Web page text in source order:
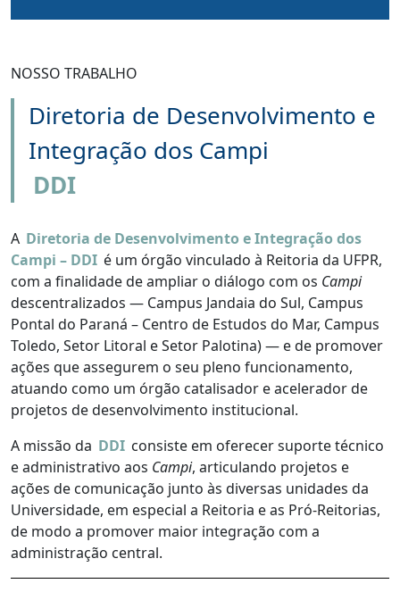
NOSSO TRABALHO
Diretoria de Desenvolvimento e
Integração dos Campi
DDI
A Diretoria de Desenvolvimento e Integração dos
Campi – DDI é um órgão vinculado à Reitoria da UFPR,
com a finalidade de ampliar o diálogo com os Campi
descentralizados — Campus Jandaia do Sul, Campus
Pontal do Paraná – Centro de Estudos do Mar, Campus
Toledo, Setor Litoral e Setor Palotina) — e de promover
ações que assegurem o seu pleno funcionamento,
atuando como um órgão catalisador e acelerador de
projetos de desenvolvimento institucional.
A missão da DDI consiste em oferecer suporte técnico
e administrativo aos Campi, articulando projetos e
ações de comunicação junto às diversas unidades da
Universidade, em especial a Reitoria e as Pró-Reitorias,
de modo a promover maior integração com a
administração central.